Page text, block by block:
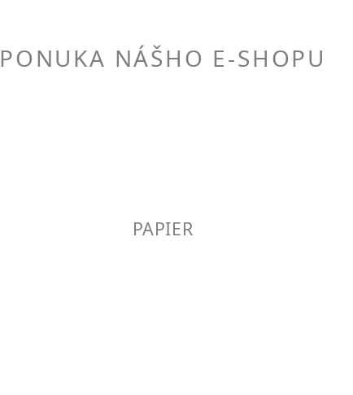
PONUKA NÁŠHO E-SHOPU
PAPIER